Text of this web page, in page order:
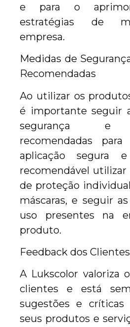
e para o
estratégias de
empresa.
Medidas de
Recomendadas
Ao utilizar os
é importante seguir
segurança e
recomendadas
aplicação segura
recomendável
de proteção
máscaras, e seguir
uso presentes na
produto.
Feedback dos Clientes
A Lukscolor valoriza
clientes e está
sugestões e críticas
seus produtos e